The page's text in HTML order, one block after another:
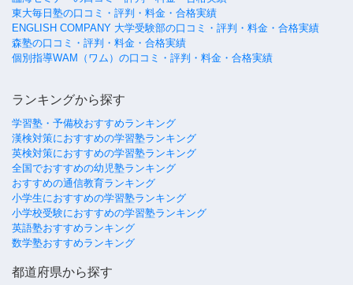
東大毎日塾の口コミ・評判・料金・合格実績
ENGLISH COMPANY 大学受験部の口コミ・評判・料金・合格実績
森塾の口コミ・評判・料金・合格実績
個別指導WAM（ワム）の口コミ・評判・料金・合格実績
ランキングから探す
学習塾・予備校おすすめランキング
漢検対策におすすめの学習塾ランキング
英検対策におすすめの学習塾ランキング
全国でおすすめの幼児塾ランキング
おすすめの通信教育ランキング
小学生におすすめの学習塾ランキング
小学校受験におすすめの学習塾ランキング
英語塾おすすめランキング
数学塾おすすめランキング
都道府県から探す